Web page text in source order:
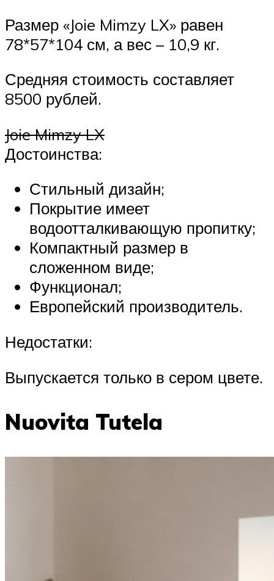
Размер «Joie Mimzy LX» равен
78*57*104 см, а вес – 10,9 кг.
Средняя стоимость составляет
8500 рублей.
Joie Mimzy LX
Достоинства:
Стильный дизайн;
Покрытие имеет
водоотталкивающую пропитку;
Компактный размер в
сложенном виде;
Функционал;
Европейский производитель.
Недостатки:
Выпускается только в сером цвете.
Nuovita Tutela